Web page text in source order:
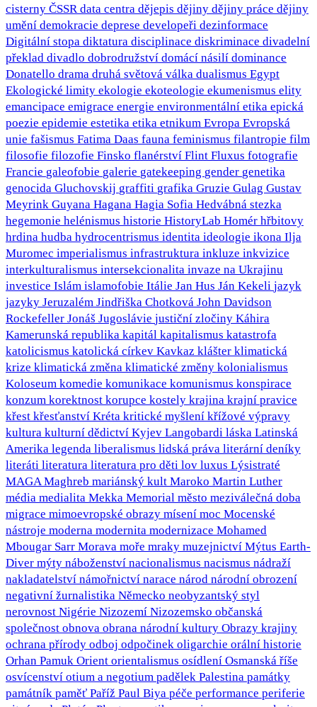
cisterny ČSSRdata centra dějepis dějiny dějiny práce dějiny
umění demokracie deprese developeři dezinformace
Digitální stopa diktatura disciplinace diskriminace divadelní
překlad divadlo dobrodružství domácí násilí dominance
Donatello drama druhá světová válka dualismus Egypt
Ekologické limity ekologie ekoteologie ekumenismus elity
emancipace emigrace energie environmentální etika epická
poezie epidemie estetika etika etnikum Evropa Evropská
unie fašismus Fatima Daas fauna feminismus filantropie film
filosofie filozofie Finsko flanérství Flint Fluxus fotografie
Francie galeofobie galerie gatekeeping gender genetika
genocida Gluchovskij graffiti grafika Gruzie Gulag Gustav
Meyrink Guyana Hagana Hagia Sofia Hedvábná stezka
hegemonie helénismus historie HistoryLab Homér hřbitovy
hrdina hudba hydrocentrismus identita ideologie ikona Ilja
Muromec imperialismus infrastruktura inkluze inkvizice
interkulturalismus intersekcionalita invaze na Ukrajinu
investice Islám islamofobie Itálie Jan Hus Ján Kekeli jazyk
jazyky Jeruzalém Jindřiška Chotková John Davidson
Rockefeller Jonáš Jugoslávie justiční zločiny Káhira
Kamerunská republika kapitál kapitalismus katastrofa
katolicismus katolická církev Kavkaz klášter klimatická
krize klimatická změna klimatické změny kolonialismus
Koloseum komedie komunikace komunismus konspirace
konzum korektnost korupce kostely krajina krajní pravice
křest křesťanství Kréta kritické myšlení křížové výpravy
kultura kulturní dědictví Kyjev Langobardi láska Latinská
Amerika legenda liberalismus lidská práva literární deníky
literáti literatura literatura pro děti lov luxus Lýsistraté
MAGAMaghreb mariánský kult Maroko Martin Luther
média medialita Mekka Memorial město meziválečná doba
migrace mimoevropské obrazy mísení moc Mocenské
nástroje moderna modernita modernizace Mohamed
Mbougar Sarr Morava moře mraky muzejnictví Mýtus Earth-
Diver mýty náboženství nacionalismus nacismus nádraží
nakladatelství námořnictví narace národ národní obrození
negativní žurnalistika Německo neobyzantský styl
nerovnost Nigérie Nizozemí Nizozemsko občanská
společnost obnova obrana národní kultury Obrazy krajiny
ochrana přírody odboj odpočinek oligarchie orální historie
Orhan Pamuk Orient orientalismus osídlení Osmanská říše
osvícenství otium a negotium padělek Palestina památky
památník paměť Paříž Paul Biya péče performance periferie